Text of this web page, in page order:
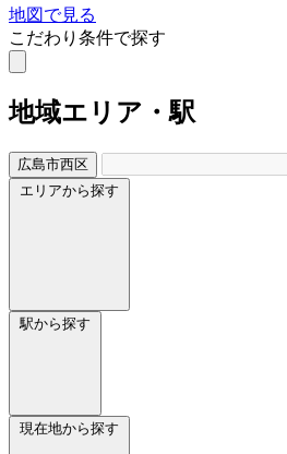
地図で見る
こだわり条件で探す
地域エリア・駅
広島市西区
エリアから探す
駅から探す
現在地から探す